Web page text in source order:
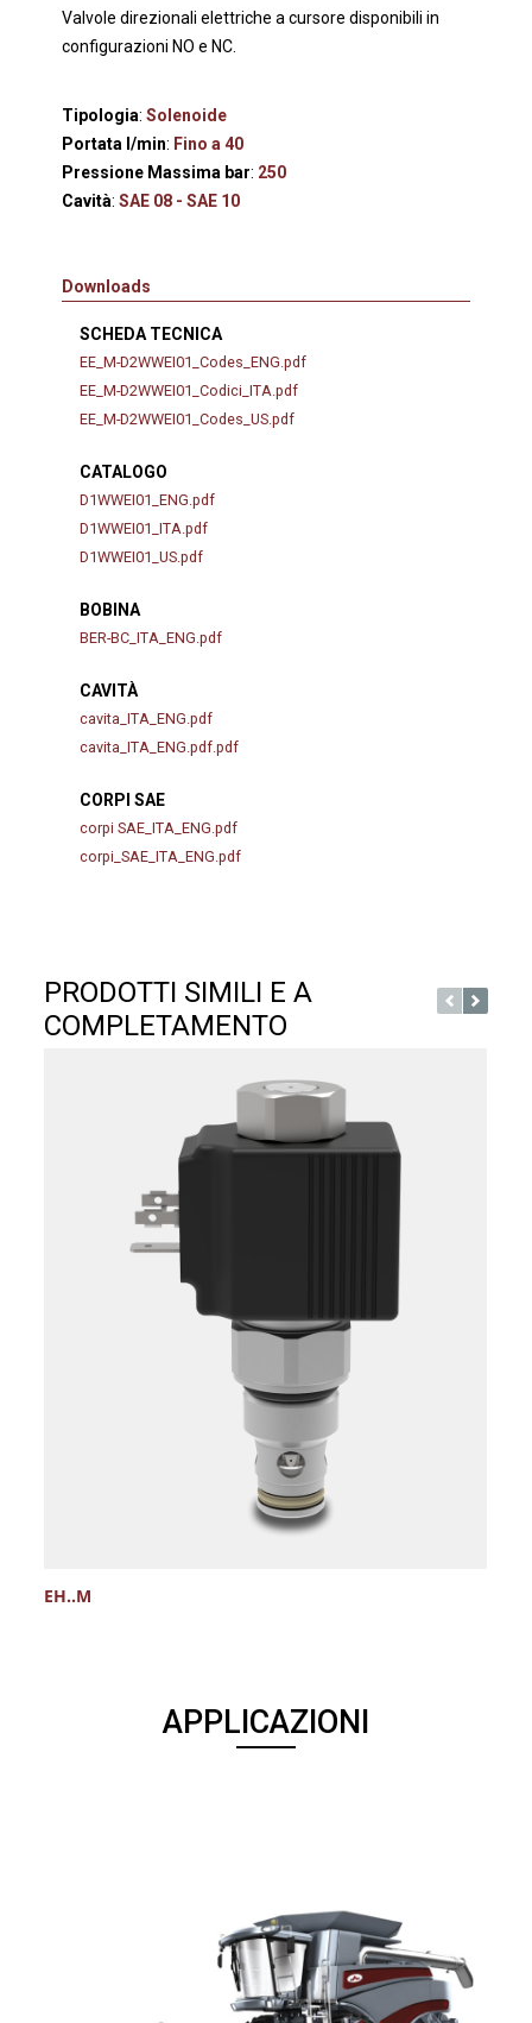
Valvole direzionali elettriche a cursore disponibili in
configurazioni NO e NC.
Tipologia:Solenoide
Portata l/min: Fino a 40
Pressione Massima bar: 250
Cavità:SAE 08 - SAE 10
Downloads
SCHEDA TECNICA
EE_M-D2WWEI01_Codes_ENG.pdf
EE_M-D2WWEI01_Codici_ITA.pdf
EE_M-D2WWEI01_Codes_US.pdf
CATALOGO
D1WWEI01_ENG.pdf
D1WWEI01_ITA.pdf
D1WWEI01_US.pdf
BOBINA
BER-BC_ITA_ENG.pdf
CAVITÀ
cavita_ITA_ENG.pdf
cavita_ITA_ENG.pdf.pdf
CORPI SAE
corpi SAE_ITA_ENG.pdf
corpi_SAE_ITA_ENG.pdf
PRODOTTI SIMILI E A
COMPLETAMENTO
EH..M
APPLICAZIONI